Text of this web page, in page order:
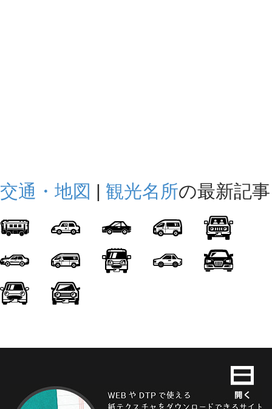
交通・地図 | 観光名所の最新記事